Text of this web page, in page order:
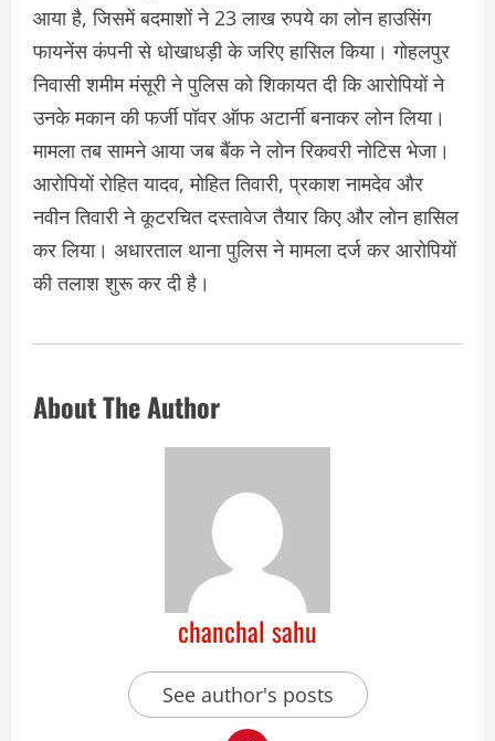
आया है, जिसमें बदमाशों ने 23 लाख रुपये का लोन हाउसिंग
फायनेंस कंपनी से धोखाधड़ी के जरिए हासिल किया। गोहलपुर
निवासी शमीम मंसूरी ने पुलिस को शिकायत दी कि आरोपियों ने
उनके मकान की फर्जी पॉवर ऑफ अटार्नी बनाकर लोन लिया।
मामला तब सामने आया जब बैंक ने लोन रिकवरी नोटिस भेजा।
आरोपियों रोहित यादव, मोहित तिवारी, प्रकाश नामदेव और
नवीन तिवारी ने कूटरचित दस्तावेज तैयार किए और लोन हासिल
कर लिया। अधारताल थाना पुलिस ने मामला दर्ज कर आरोपियों
की तलाश शुरू कर दी है।
About The Author
chanchal sahu
See author's posts